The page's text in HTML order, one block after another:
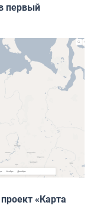
первый
«Карта